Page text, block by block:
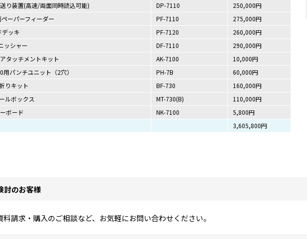
り装置(高速/両面同時読込可能)
DP-7110
250,000円
ーパーフィーダー
PF-7110
275,000円
ッキ
PF-7120
260,000円
ッシャー
DF-7110
290,000円
タッチメントキット
AK-7100
10,000円
パンチユニット（2穴）
PH-7B
60,000円
りキット
BF-730
160,000円
ルボックス
MT-730(B)
110,000円
ボード
NK-7100
5,800円
3,605,800円
討のお客様
料請求・購入のご相談など、お気軽にお問い合わせください。